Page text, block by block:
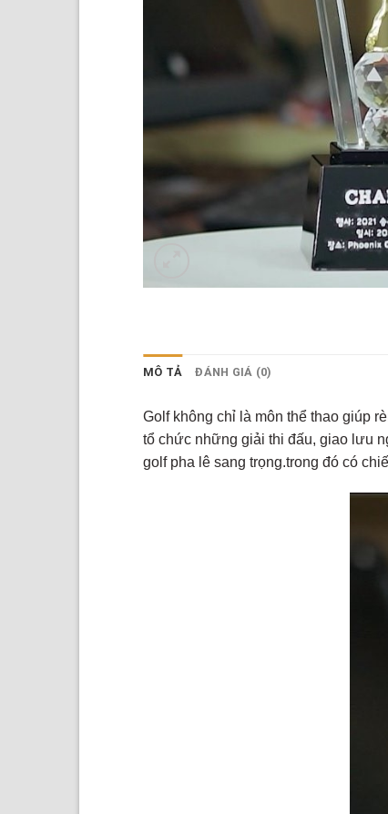
MÔ TẢ ĐÁNH GIÁ (0)
Golf không chỉ là môn thể thao giúp
tổ chức những giải thi đấu, giao lưu
golf pha lê sang trọng.trong đó có